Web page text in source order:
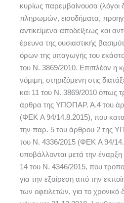
κυρίως παρεμβαίνουσα (λόγοι
πληρωμών, εισοδήματα,
αντικείμενα αποδείξεως και
έρευνα της ουσιαστικής
όρων της υπαγωγής του
του Ν. 3869/2010. Επιπλέον η
νόμιμη, στηριζόμενη στις
και 11 του Ν. 3869/2010 όπως
άρθρα της ΥΠΟΠΑΡ. Α.4 του
(ΦΕΚ A 94/14.8.2015), που
την παρ. 5 του άρθρου 2 της
του Ν. 4336/2015 (ΦΕΚ A 94/
υποβάλλονται μετά την
14 του Ν. 4346/2015, που
για την εξαίρεση από την
των οφειλετών, για το